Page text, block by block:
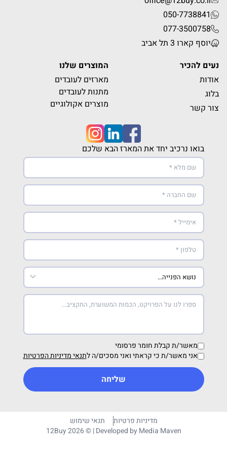
050-7738841
077-3500758
יוסף קארו 3 תל אביב
נעים להכיר
אודות
בלוג
צור קשר
המוצרים שלנו
מארזים לעובדים
מתנות לעובדים
מוצרים אקולוגיים
בואו נרכיב יחד את המארז הבא שלכם
מאשר/ת קבלת חומר פרסומי
אני מאשר/ת כי קראתי ואני מסכים/ה לתנאי מדיניות הפרטיות
שליחה
מדיניות פרטיות
תנאי שימוש
12Buy 2026 © | Developed byMedia Maven